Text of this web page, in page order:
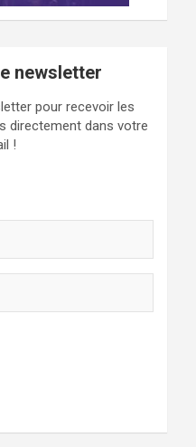
newsletter
pour recevoir les
directement dans votre
!